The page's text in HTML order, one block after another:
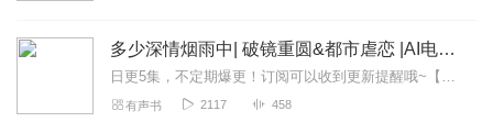
多少深情烟雨中| 破镜重圆&都市虐恋 |AI电子书
日更5集，不定期爆更！订阅可以收到更新提醒哦~【内容简介】：一场阴谋，她和他的婚姻一夜之间破碎成灰。五年后的重逢，为救孩子，她甘愿沦为他床上的工具，不惜卑微到...
有声书 2117 458